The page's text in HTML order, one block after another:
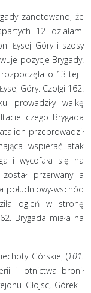
zanotowano, że
12 działami
Łysej Góry i szosy
pozycje Brygady.
o 13-tej i
Góry. Czołgi 162.
prowadziły walkę
czego Brygada
przeprowadził
wspierać atak
i wycofała się na
przerwany a
południowy-wschód
ogień w stronę
Brygada miała na
Górskiej (101.
i lotnictwa bronił
Głojsc, Górek i